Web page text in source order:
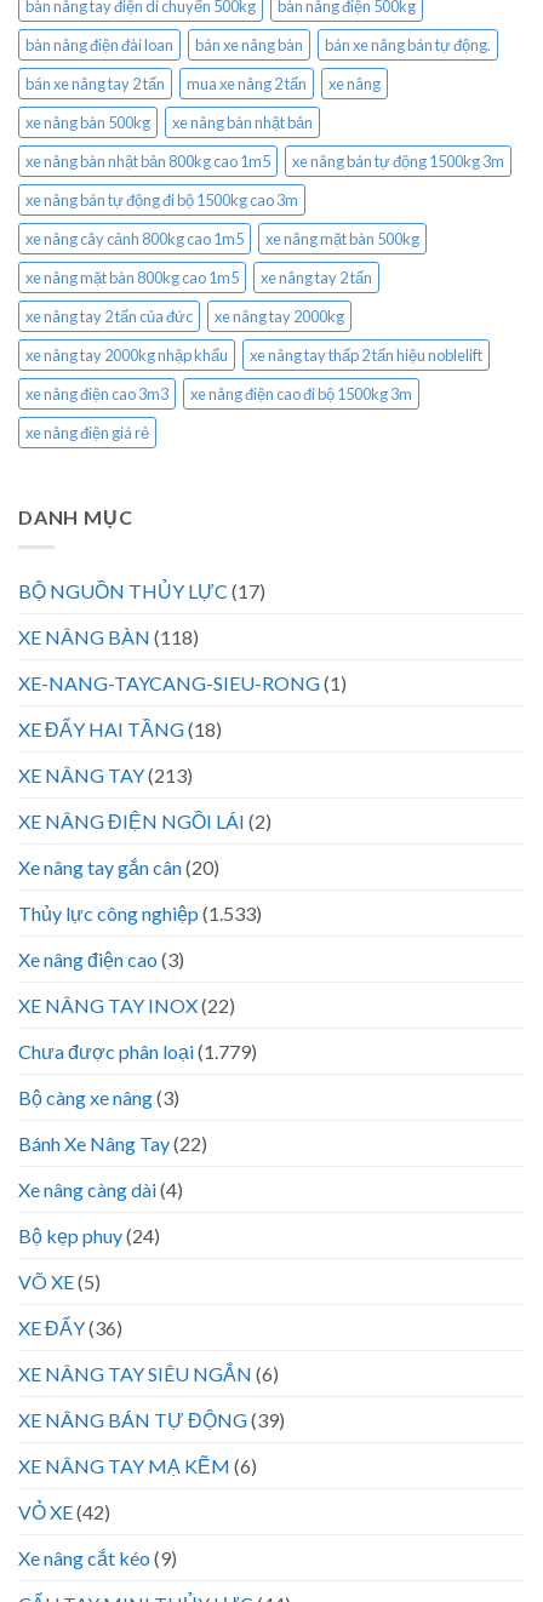
bàn nâng tay điện di chuyển 500kg
bàn nâng điện 500kg
bàn nâng điện đài loan
bán xe nâng bàn
bán xe nâng bán tự động.
bán xe nâng tay 2 tấn
mua xe nâng 2 tấn
xe nâng
xe nâng bàn 500kg
xe nâng bàn nhật bản
xe nâng bàn nhật bản 800kg cao 1m5
xe nâng bán tự động 1500kg 3m
xe nâng bán tự động đi bộ 1500kg cao 3m
xe nâng cây cảnh 800kg cao 1m5
xe nâng mặt bàn 500kg
xe nâng mặt bàn 800kg cao 1m5
xe nâng tay 2 tấn
xe nâng tay 2 tấn của đức
xe nâng tay 2000kg
xe nâng tay 2000kg nhập khẩu
xe nâng tay thấp 2 tấn hiệu noblelift
xe nâng điện cao 3m3
xe nâng điện cao đi bộ 1500kg 3m
xe nâng điện giá rẻ
DANH MỤC
BỘ NGUỒN THỦY LỰC (17)
XE NÂNG BÀN (118)
XE-NANG-TAYCANG-SIEU-RONG(1)
XE ĐẨY HAI TẦNG(18)
XE NÂNG TAY(213)
XE NÂNG ĐIỆN NGỒI LÁI (2)
Xe nâng tay gắn cân(20)
Thủy lực công nghiệp (1.533)
Xe nâng điện cao (3)
XE NÂNG TAY INOX(22)
Chưa được phân loại(1.779)
Bộ càng xe nâng(3)
Bánh Xe Nâng Tay(22)
Xe nâng càng dài(4)
Bộ kẹp phuy(24)
VÕ XE(5)
XE ĐẨY(36)
XE NÂNG TAY SIÊU NGẮN (6)
XE NÂNG BÁN TỰ ĐỘNG(39)
XE NÂNG TAY MẠ KẼM (6)
VỎ XE(42)
Xe nâng cắt kéo (9)